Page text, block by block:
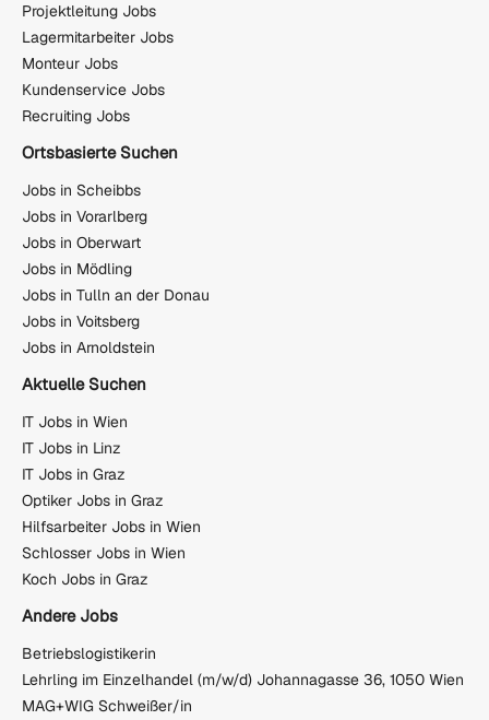
Projektleitung Jobs
Lagermitarbeiter Jobs
Monteur Jobs
Kundenservice Jobs
Recruiting Jobs
Ortsbasierte Suchen
Jobs in Scheibbs
Jobs in Vorarlberg
Jobs in Oberwart
Jobs in Mödling
Jobs in Tulln an der Donau
Jobs in Voitsberg
Jobs in Arnoldstein
Aktuelle Suchen
IT Jobs in Wien
IT Jobs in Linz
IT Jobs in Graz
Optiker Jobs in Graz
Hilfsarbeiter Jobs in Wien
Schlosser Jobs in Wien
Koch Jobs in Graz
Andere Jobs
Betriebslogistikerin
Lehrling im Einzelhandel (m/w/d) Johannagasse 36, 1050 Wien
MAG+WIG Schweißer/in